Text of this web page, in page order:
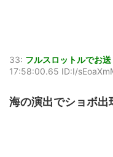
33: フルスロットルでお
17:58:00.65 ID:I/
海の演出でショボ